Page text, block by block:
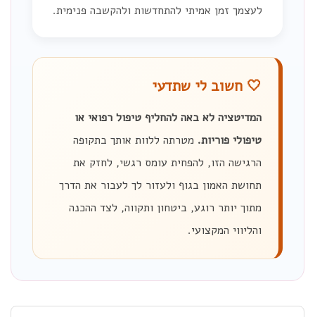
לעצמך זמן אמיתי להתחדשות ולהקשבה פנימית.
🤍 חשוב לי שתדעי
המדיטציה לא באה להחליף טיפול רפואי או
טיפולי פוריות. מטרתה ללוות אותך בתקופה
הרגישה הזו, להפחית עומס רגשי, לחזק את
תחושת האמון בגוף ולעזור לך לעבור את הדרך
מתוך יותר רוגע, ביטחון ותקווה, לצד ההכנה
והליווי המקצועי.